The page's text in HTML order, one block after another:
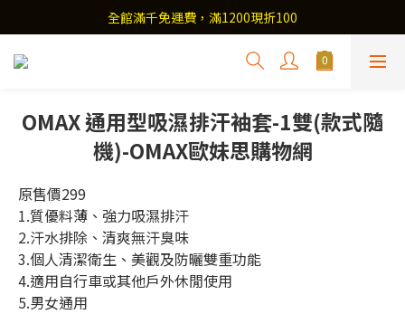
全館滿千免運費，滿1200現折100
OMAX 通用型吸濕排汗袖套-1雙(款式隨
機)-OMAX歐妹思購物網
原售價299
1.質優料薄、強力吸濕排汗
2.汗水排除、清爽無汗臭味
3.個人清潔衛生、美觀及防曬雙重功能
4.適用自行車或其他戶外休閒使用
5.男女通用